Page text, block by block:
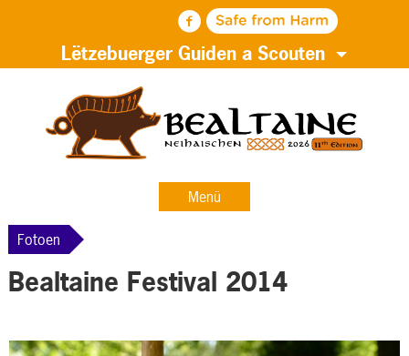
Lëtzebuerger Guiden a Scouten
Menü
Fotoen
Bealtaine Festival 2014